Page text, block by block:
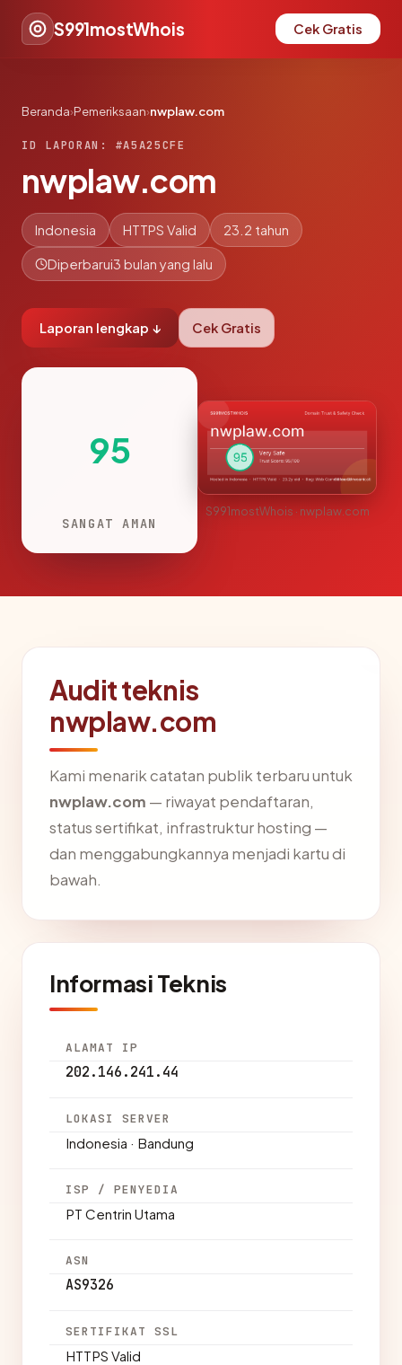
S991mostWhois Cek Gratis
Beranda›Pemeriksaan›nwplaw.com
ID LAPORAN: #A5A25CFE
nwplaw.com
Indonesia HTTPS Valid 23.2 tahun
Diperbarui3 bulan yang lalu
Laporan lengkap ↓ Cek Gratis
95
SANGAT AMAN
S991mostWhois · nwplaw.com
Audit teknis
nwplaw.com
Kami menarik catatan publik terbaru untuk
nwplaw.com — riwayat pendaftaran,
status sertifikat, infrastruktur hosting —
dan menggabungkannya menjadi kartu di
bawah.
Informasi Teknis
ALAMAT IP
202.146.241.44
LOKASI SERVER
Indonesia · Bandung
ISP / PENYEDIA
PT Centrin Utama
ASN
AS9326
SERTIFIKAT SSL
HTTPS Valid